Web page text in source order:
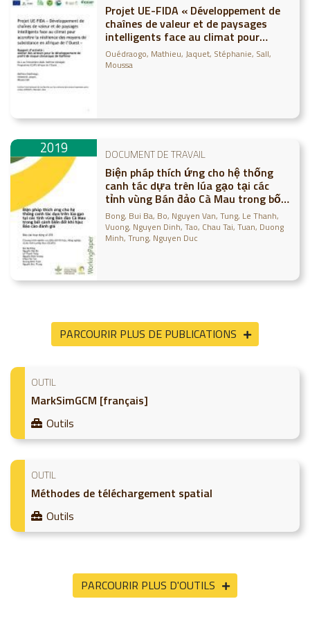
Projet UE-FIDA « Développement de
chaînes de valeur et de paysages
intelligents face au climat pour
accroitre la résilience des moyens de
subsistance en Afrique de l’Ouest »
Ouédraogo, Mathieu Jaquet, Stéphanie Sall,
Moussa
2019 DOCUMENT DE TRAVAIL
Biện pháp thích ứng cho hệ thống
canh tác dựa trên lúa gạo tại các
tỉnh vùng Bán đảo Cà Mau trong bối
cảnh biến đổi khí hậu: Báo cáo đánh
giá
Bong, Bui Ba Bo, Nguyen Van Tung, Le Thanh
Vuong, Nguyen Dinh Tao, Chau Tai Tuan, Duong
Minh Trung, Nguyen Duc
PARCOURIR PLUS DE PUBLICATIONS
OUTIL
MarkSimGCM [français]
Outils
OUTIL
Méthodes de téléchargement spatial
Outils
PARCOURIR PLUS D'OUTILS